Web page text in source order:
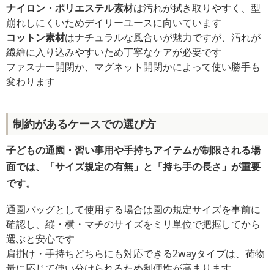
ナイロン・ポリエステル素材は汚れが拭き取りやすく、型
崩れしにくいためデイリーユースに向いています
コットン素材はナチュラルな風合いが魅力ですが、汚れが
繊維に入り込みやすいため丁寧なケアが必要です
ファスナー開閉か、マグネット開閉かによって使い勝手も
変わります
制約があるケースでの選び方
子どもの通園・習い事用や手持ちアイテムが制限される場
面では、「サイズ規定の有無」と「持ち手の長さ」が重要
です。
通園バッグとして使用する場合は園の規定サイズを事前に
確認し、縦・横・マチのサイズをミリ単位で把握してから
選ぶと安心です
肩掛け・手持ちどちらにも対応できる2wayタイプは、荷物